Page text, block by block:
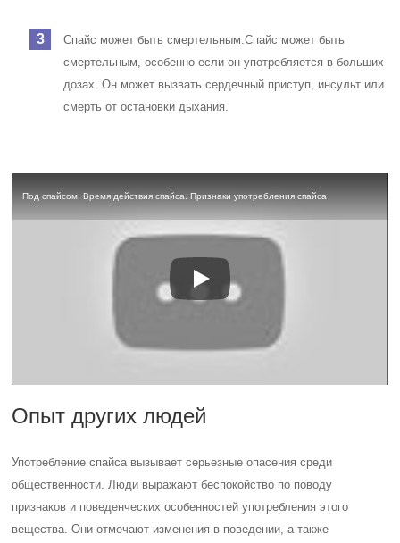
Спайс может быть смертельным.Спайс может быть
смертельным, особенно если он употребляется в больших
дозах. Он может вызвать сердечный приступ, инсульт или
смерть от остановки дыхания.
Под спайсом. Время действия спайса. Признаки употребления спайса
Опыт других людей
Употребление спайса вызывает серьезные опасения среди
общественности. Люди выражают беспокойство по поводу
признаков и поведенческих особенностей употребления этого
вещества. Они отмечают изменения в поведении, а также